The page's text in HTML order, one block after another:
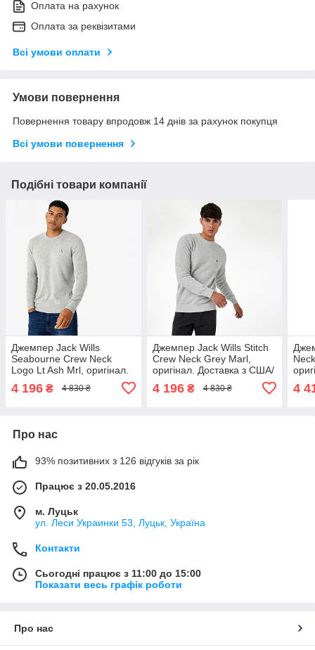
Оплата на рахунок
Оплата за реквізитами
Всі умови оплати
Умови повернення
Повернення товару впродовж 14 днів за рахунок покупця
Всі умови повернення
Подібні товари компанії
Джемпер Jack Wills
Seabourne Crew Neck
Logo Lt Ash Mrl, оригінал.
протягом 14 днів
4 196 ₴ 4 830 ₴
Джемпер Jack Wills Stitch
Crew Neck Grey Marl,
оригінал. Доставка з США/
4 196₴ 4 830 ₴ 4
Про нас
93% позитивних з 126 відгуків за рік
Працює з 20.05.2016
м. Луцьк
ул. Леси Украинки 53, Луцьк, Україна
Контакти
Сьогодні працює з 11:00 до 15:00
Показати весь графік роботи
Про нас